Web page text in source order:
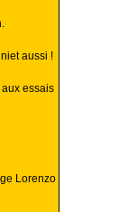
aussi !
essais
Lorenzo